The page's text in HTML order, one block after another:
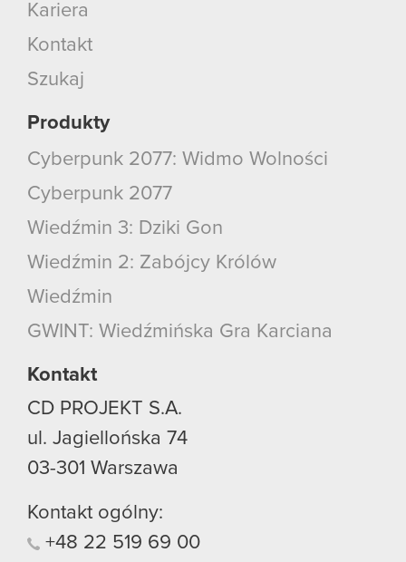
Kariera
Kontakt
Szukaj
Produkty
Cyberpunk 2077: Widmo Wolności
Cyberpunk 2077
Wiedźmin 3: Dziki Gon
Wiedźmin 2: Zabójcy Królów
Wiedźmin
GWINT: Wiedźmińska Gra Karciana
Kontakt
CD PROJEKT S.A.
ul. Jagiellońska 74
03-301 Warszawa
Kontakt ogólny:
+48 22 519 69 00